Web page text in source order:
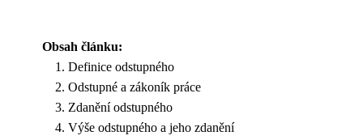
Obsah článku:
Definice odstupného
Odstupné a zákoník práce
Zdanění odstupného
Výše odstupného a jeho zdanění